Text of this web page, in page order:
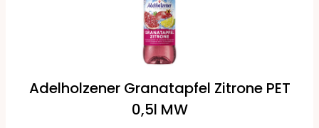
Adelholzener Granatapfel Zitrone PET
0,5l MW